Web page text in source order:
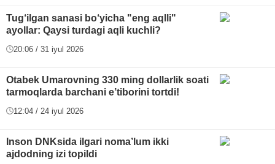
Tug‘ilgan sanasi bo‘yicha "eng aqlli"
ayollar: Qaysi turdagi aqli kuchli?
20:06 / 31 iyul 2026
Otabek Umarovning 330 ming dollarlik soati
tarmoqlarda barchani e’tiborini tortdi!
12:04 / 24 iyul 2026
Inson DNKsida ilgari noma’lum ikki
ajdodning izi topildi